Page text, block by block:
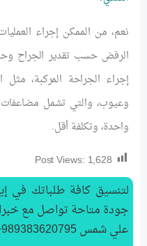
نعم، من الممكن إجراء
الرفض حسب تقدير الجراح
إجراء الجراحة المركبة، مثل
وعيوب، والتي تشمل مضاعفات
واحدة، وتكلفة أقل.
Post Views:1,628
لتنسیق كافة طلباتك في
جودة متاحة تواصل مع
علي شمس 989383620795+